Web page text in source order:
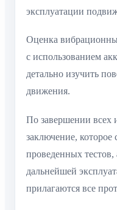
эксплуатации
Оценка
с использованием
детально изучить
движения.
По завершении всех
заключение, которое
проведенных
дальнейшей
прилагаются все